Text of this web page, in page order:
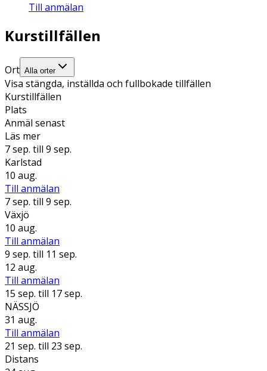
Till anmälan
Kurstillfällen
Ort Alla orter
Visa stängda, inställda och fullbokade tillfällen
Kurstillfällen
Plats
Anmäl senast
Läs mer
7 sep. till 9 sep.
Karlstad
10 aug.
Till anmälan
7 sep. till 9 sep.
Växjö
10 aug.
Till anmälan
9 sep. till 11 sep.
12 aug.
Till anmälan
15 sep. till 17 sep.
NÄSSJÖ
31 aug.
Till anmälan
21 sep. till 23 sep.
Distans